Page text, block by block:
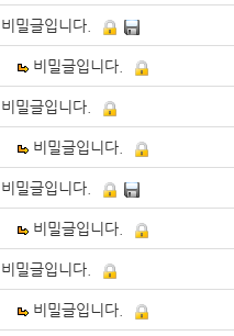
비밀글입니다.
비밀글입니다.
비밀글입니다.
비밀글입니다.
비밀글입니다.
비밀글입니다.
비밀글입니다.
비밀글입니다.